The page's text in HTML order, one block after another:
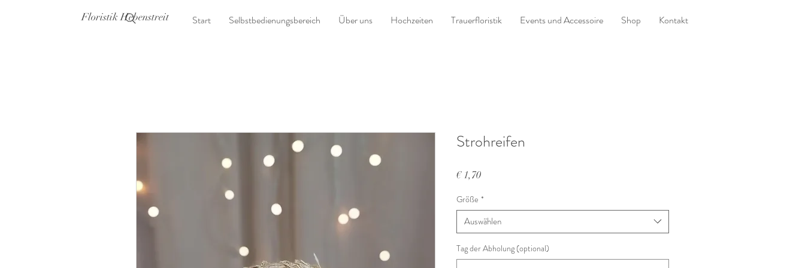
Floristik Hebenstreit Start Selbstbedienungsbereich Über uns Hochzeiten Trauerfloristik Events und Accessoire Shop Kontakt
Strohreifen
€ 1,70Preis
Größe *
Auswählen
Tag der Abholung (optional)